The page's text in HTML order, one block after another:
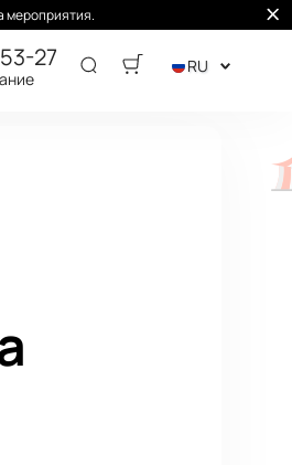
мероприятия.
27 RU